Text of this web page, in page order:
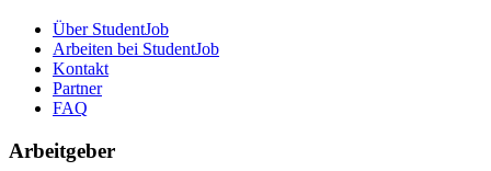
Über StudentJob
Arbeiten bei StudentJob
Kontakt
Partner
FAQ
Arbeitgeber